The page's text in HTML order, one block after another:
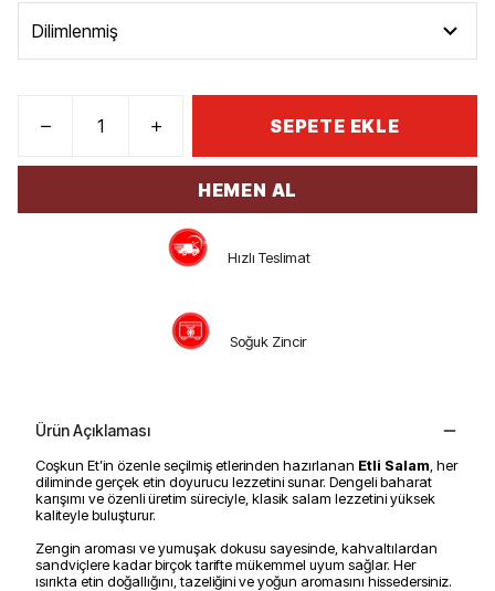
SEPETE EKLE
HEMEN AL
Hızlı Teslimat
Soğuk Zincir
Ürün Açıklaması
Coşkun Et’in özenle seçilmiş etlerinden hazırlanan Etli Salam , her
diliminde gerçek etin doyurucu lezzetini sunar. Dengeli baharat
karışımı ve özenli üretim süreciyle, klasik salam lezzetini yüksek
kaliteyle buluşturur.
Zengin aroması ve yumuşak dokusu sayesinde, kahvaltılardan
sandviçlere kadar birçok tarifte mükemmel uyum sağlar. Her
ısırıkta etin doğallığını, tazeliğini ve yoğun aromasını hissedersiniz.